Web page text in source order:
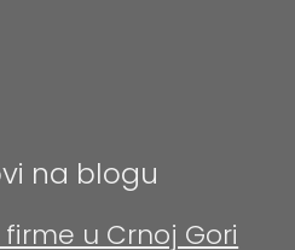
na blogu
u Crnoj Gori